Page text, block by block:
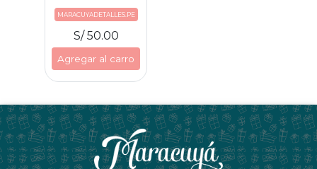
MARACUYADETALLES.PE
S/ 50.00
Agregar al carro